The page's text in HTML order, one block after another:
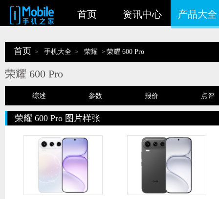
首页 资讯中心 产品大全
首页 > 手机大全 > 荣耀 > 荣耀 600 Pro
荣耀 600 Pro
综述 参数 报价 点评
荣耀 600 Pro 图片样张